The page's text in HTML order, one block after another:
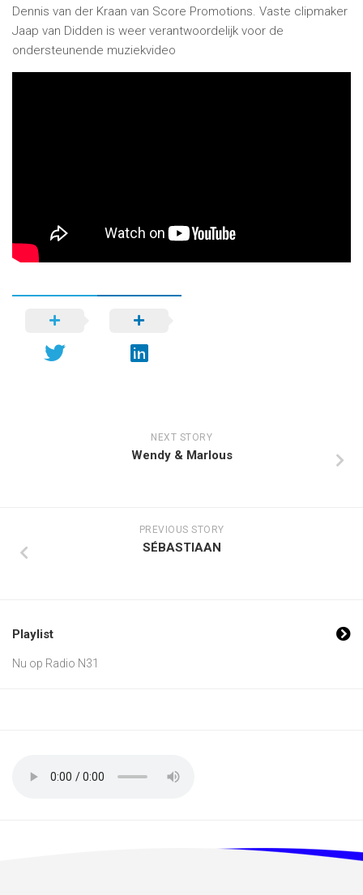
Dennis van der Kraan van Score Promotions. Vaste clipmaker
Jaap van Didden is weer verantwoordelijk voor de
ondersteunende muziekvideo
NEXT STORY
Wendy & Marlous
PREVIOUS STORY
SÉBASTIAAN
Playlist
Nu op Radio N31